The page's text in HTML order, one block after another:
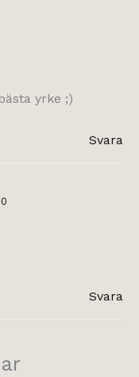
yrke ;)
Svara
Svara